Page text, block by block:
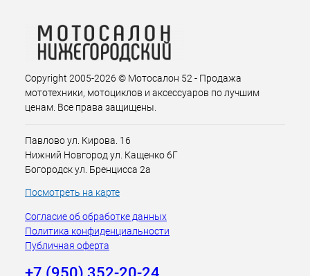
Copyright 2005-2026 © Мотосалон 52 - Продажа
мототехники, мотоциклов и аксессуаров по лучшим
ценам. Все права защищены.
Павлово ул. Кирова. 16
Нижний Новгород ул. Кащенко 6Г
Богородск ул. Бренцисса 2а
Посмотреть на карте
Согласие об обработке данных
Политика конфиденциальности
Публичная оферта